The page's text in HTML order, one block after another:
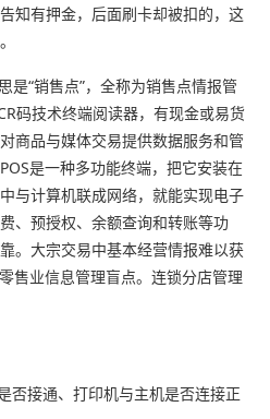
知有押金，后面刷卡却被扣的，这
是“销售点”，全称为销售点情报管
码技术终端阅读器，有现金或易货
商品与媒体交易提供数据服务和管
是一种多功能终端，把它安装在
与计算机联成网络，就能实现电子
、预授权、余额查询和转账等功
。大宗交易中基本经营情报难以获
售业信息管理盲点。连锁分店管理
否接通、打印机与主机是否连接正